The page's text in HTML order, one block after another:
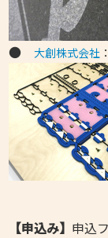
●大創株式会社
【申込み】 申込